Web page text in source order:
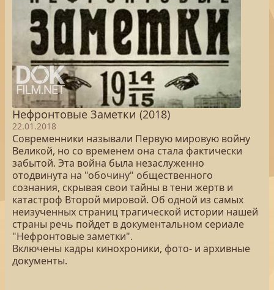
Нефронтовые Заметки (2018)
22.01.2018
Современники называли Первую мировую войну
Великой, но со временем она стала фактически
забытой. Эта война была незаслуженно
отодвинута на "обочину" общественного
сознания, скрывая свои тайны в тени жертв и
катастроф Второй мировой. Об одной из самых
неизученных страниц трагической истории нашей
страны речь пойдет в документальном сериале
"Нефронтовые заметки".
Включены кадры кинохроники, фото- и архивные
документы.